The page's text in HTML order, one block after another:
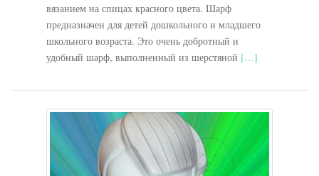
вязанием на спицах красного цвета. Шарф
предназначен для детей дошкольного и младшего
школьного возраста. Это очень добротный и
удобный шарф, выполненный из шерстяной […]